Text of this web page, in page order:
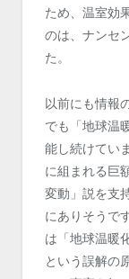
ため、温室効
のは、ナンセ
た。
以前にも情報
でも「地球温
能し続けてい
に組まれる巨
変動」説を支
にありそうで
は「地球温暖
という誤解の